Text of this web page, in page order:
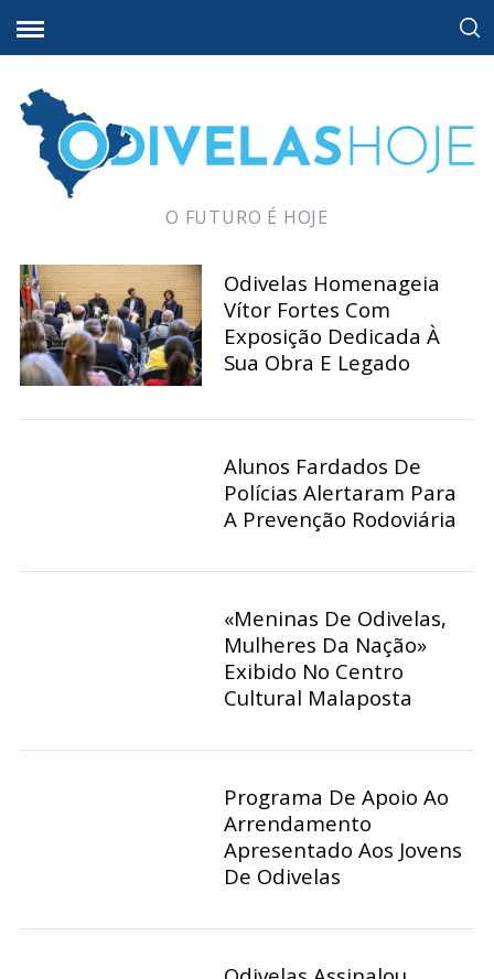
O FUTURO É HOJE
Odivelas Homenageia
Vítor Fortes Com
Exposição Dedicada À
Sua Obra E Legado
Alunos Fardados De
Polícias Alertaram Para
A Prevenção Rodoviária
«Meninas De Odivelas,
Mulheres Da Nação»
Exibido No Centro
Cultural Malaposta
Programa De Apoio Ao
Arrendamento
Apresentado Aos Jovens
De Odivelas